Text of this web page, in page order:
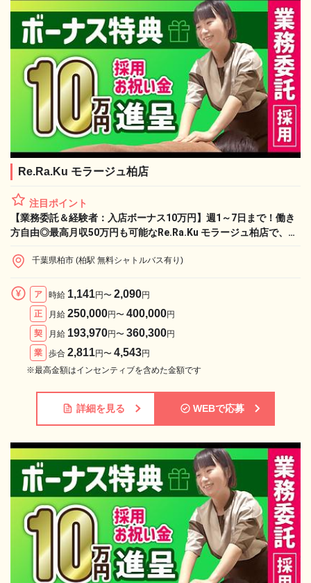
Re.Ra.Ku モラージュ柏店
注目ポイント
【業務委託＆経験者：入店ボーナス10万円】週1～7日まで！働き
方自由◎最高月収50万円も可能なRe.Ra.Ku モラージュ柏店で、憧
千葉県柏市 (柏駅 無料シャトルバス有り)
ア 時給 1,141円〜 2,090円
正
月給 250,000円〜 400,000円
契
月給 193,970円〜 360,300円
業
歩合 2,811円〜 4,543円
※最高金額はインセンティブを含めた金額です
詳細を見る WEBで応募